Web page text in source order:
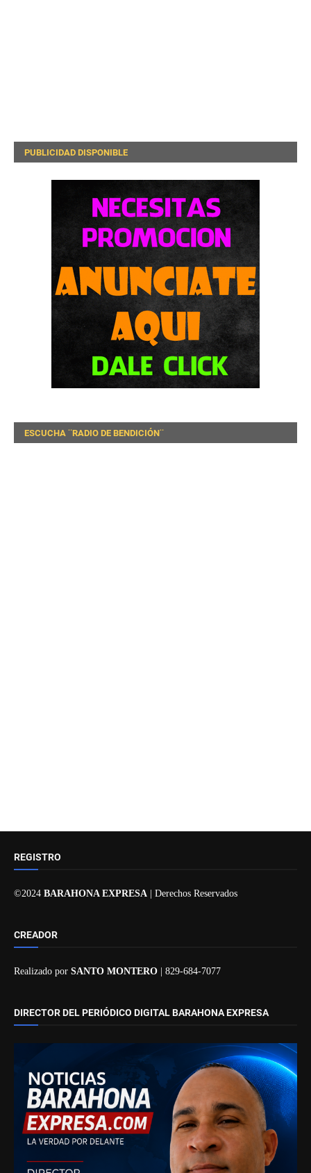
PUBLICIDAD DISPONIBLE
ESCUCHA ¨RADIO DE BENDICIÓN¨
REGISTRO
©2024 BARAHONA EXPRESA | Derechos Reservados
CREADOR
Realizado por SANTO MONTERO | 829-684-7077
DIRECTOR DEL PERIÓDICO DIGITAL BARAHONA EXPRESA